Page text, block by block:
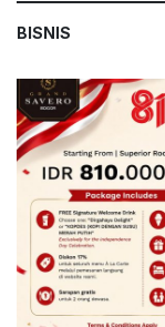
BISNIS